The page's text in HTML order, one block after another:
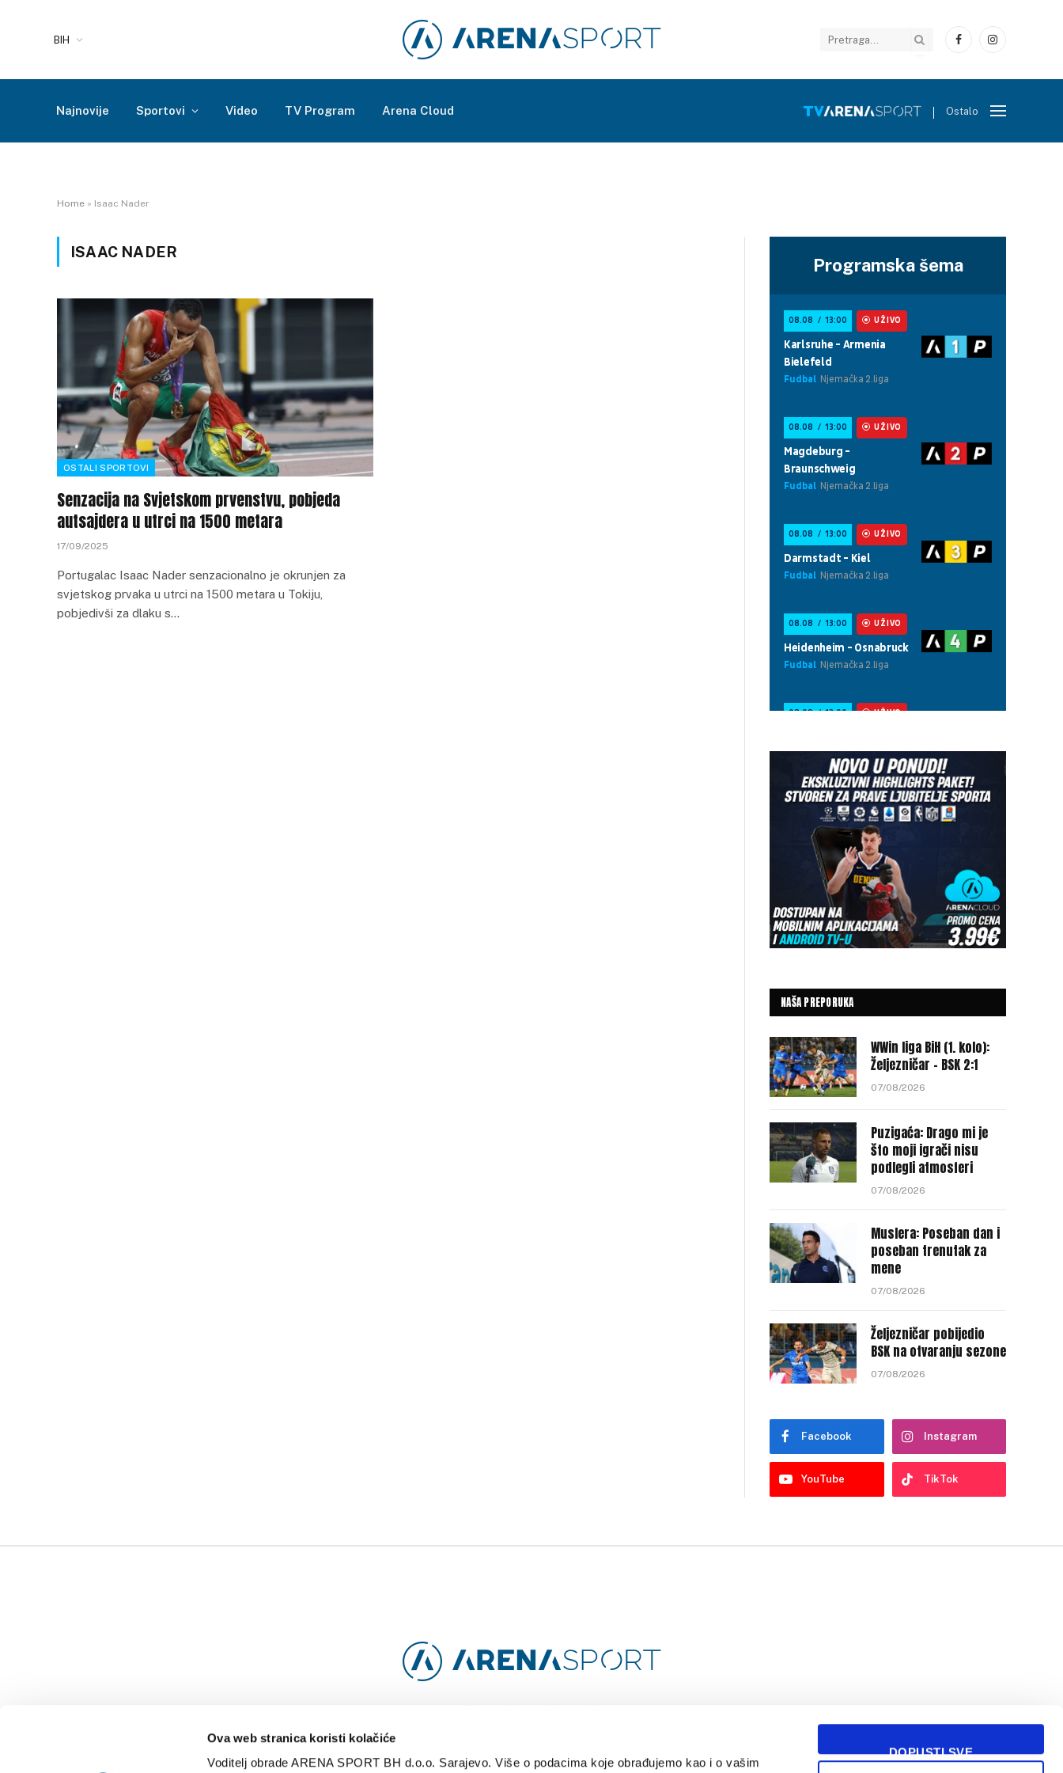
Ova web stranica koristi kolačiće
Voditelj obrade ARENA SPORT BH d.o.o. Sarajevo. Više o podacima koje obrađujemo kao i o vašim
DOPUSTI SVE
BIH
FacebookInstagram
Najnovije Sportovi Video TV Program Arena Cloud Ostalo
Home » Isaac Nader
ISAAC NADER
OSTALI SPORTOVI
Senzacija na Svjetskom prvenstvu, pobjeda
autsajdera u utrci na 1500 metara
17/09/2025
Portugalac Isaac Nader senzacionalno je okrunjen za
svjetskog prvaka u utrci na 1500 metara u Tokiju,
pobjedivši za dlaku s…
Programska šema
NAŠA PREPORUKA
WWin liga BiH (1. kolo):
Željezničar – BSK 2:1
07/08/2026
Puzigaća: Drago mi je
što moji igrači nisu
podlegli atmosferi
07/08/2026
Muslera: Poseban dan i
poseban trenutak za
mene
07/08/2026
Željezničar pobijedio
BSK na otvaranju sezone
07/08/2026
Facebook Instagram
YouTube TikTok